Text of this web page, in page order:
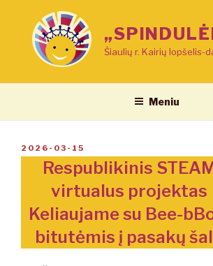
Šiaulių r. Kairių lopšelis-
Meniu
PASKELBTA
2026-03-15
Respublikinis
virtualus projektas
Keliaujame su Bee-
bitutėmis į pasakų